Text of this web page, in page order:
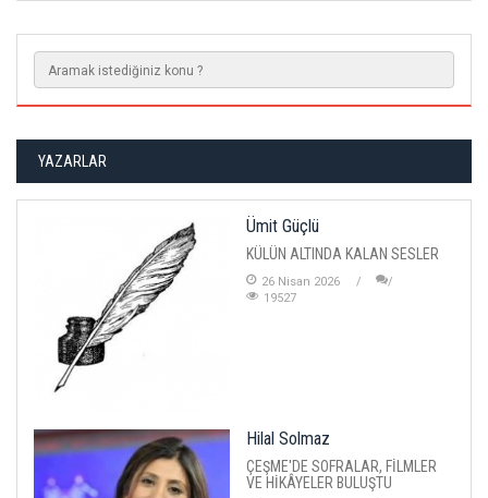
YAZARLAR
Ümit Güçlü
KÜLÜN ALTINDA KALAN SESLER
26 Nisan 2026
19527
Hilal Solmaz
ÇEŞME'DE SOFRALAR, FİLMLER
VE HİKÂYELER BULUŞTU